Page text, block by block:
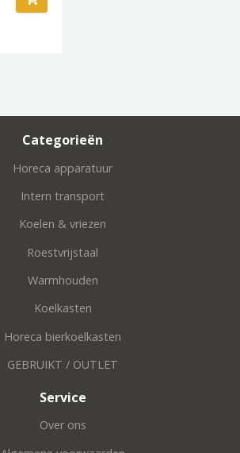
Categorieën
Horeca apparatuur
Intern transport
Koelen & vriezen
Roestvrijstaal
Warmhouden
Koelkasten
Horeca bierkoelkasten
GEBRUIKT / OUTLET
Service
Over ons